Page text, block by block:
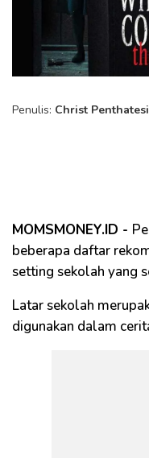
Penulis: Christ
MOMSMONEY.ID -
beberapa daftar
setting sekolah yang
Latar sekolah
digunakan dalam